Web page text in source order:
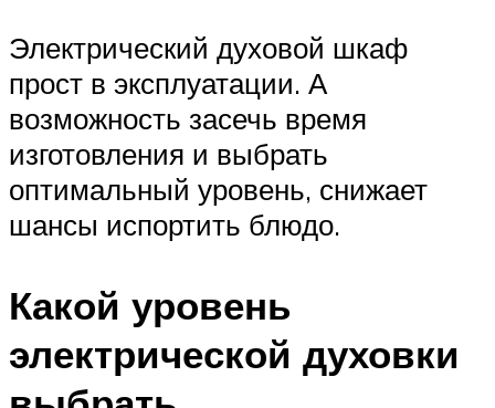
Электрический духовой шкаф
прост в эксплуатации. А
возможность засечь время
изготовления и выбрать
оптимальный уровень, снижает
шансы испортить блюдо.
Какой уровень
электрической духовки